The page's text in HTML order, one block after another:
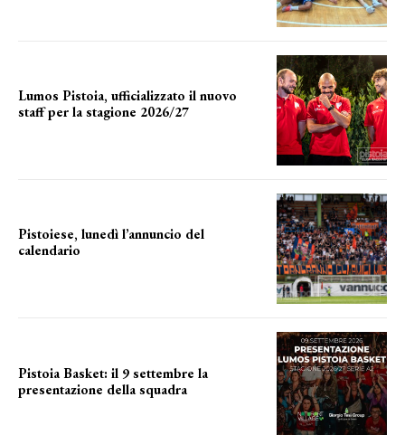
Lumos Pistoia, ufficializzato il nuovo
staff per la stagione 2026/27
Pistoiese, lunedì l’annuncio del
calendario
Pistoia Basket: il 9 settembre la
presentazione della squadra